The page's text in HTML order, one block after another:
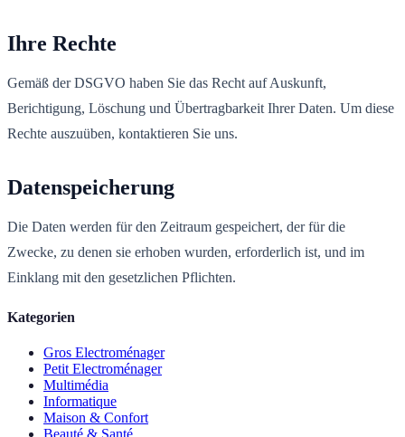
Ihre Rechte
Gemäß der DSGVO haben Sie das Recht auf Auskunft,
Berichtigung, Löschung und Übertragbarkeit Ihrer Daten. Um diese
Rechte auszuüben, kontaktieren Sie uns.
Datenspeicherung
Die Daten werden für den Zeitraum gespeichert, der für die
Zwecke, zu denen sie erhoben wurden, erforderlich ist, und im
Einklang mit den gesetzlichen Pflichten.
Kategorien
Gros Electroménager
Petit Electroménager
Multimédia
Informatique
Maison & Confort